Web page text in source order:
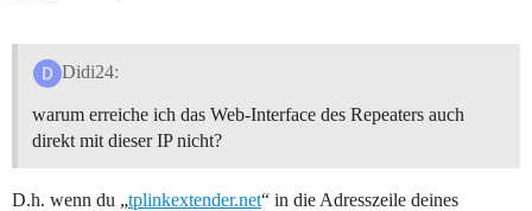
Didi24:
warum erreiche ich das Web-Interface des Repeaters auch
direkt mit dieser IP nicht?
D.h. wenn du „tplinkextender.net“ in die Adresszeile deines